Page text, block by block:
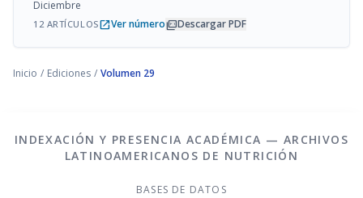
Diciembre
12 ARTÍCULOSopen_in_newVer númeropicture_as_pdfDescargar PDF
Inicio / Ediciones / Volumen 29
INDEXACIÓN Y PRESENCIA ACADÉMICA — ARCHIVOS
LATINOAMERICANOS DE NUTRICIÓN
BASES DE DATOS